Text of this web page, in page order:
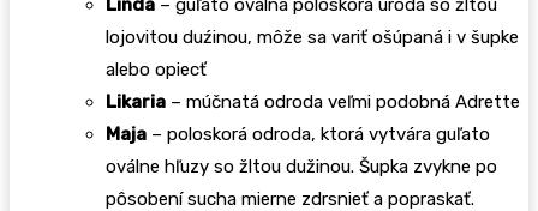
Linda – guľato oválna poloskorá úroda so žltou
lojovitou duźinou, môže sa variť ošúpaná i v šupke
alebo opiecť
Likaria – múčnatá odroda veľmi podobná Adrette
Maja – poloskorá odroda, ktorá vytvára guľato
oválne hľuzy so žltou dužinou. Šupka zvykne po
pôsobení sucha mierne zdrsnieť a popraskať.